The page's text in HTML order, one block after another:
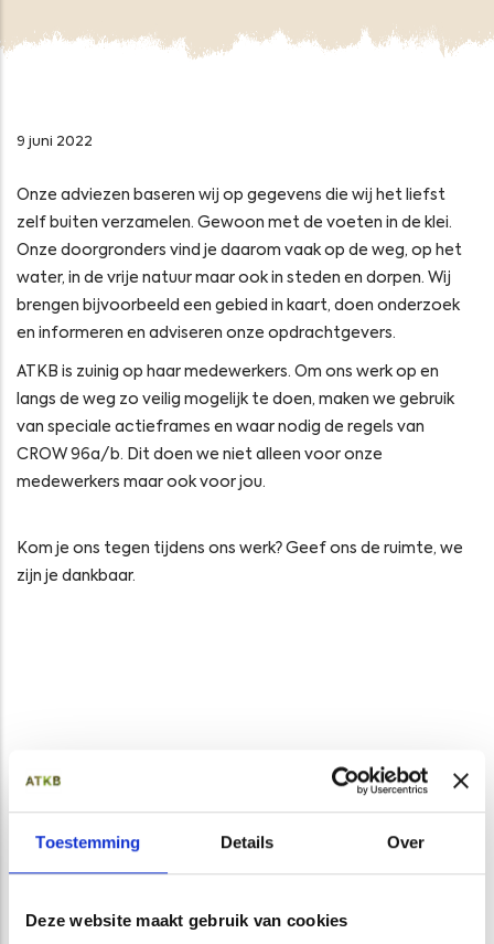
Toestemming Details Over
Deze website maakt gebruik van cookies
9 juni 2022
Onze adviezen baseren wij op gegevens die wij het liefst
zelf buiten verzamelen. Gewoon met de voeten in de klei.
Onze doorgronders vind je daarom vaak op de weg, op het
water, in de vrije natuur maar ook in steden en dorpen. Wij
brengen bijvoorbeeld een gebied in kaart, doen onderzoek
en informeren en adviseren onze opdrachtgevers.
ATKB is zuinig op haar medewerkers. Om ons werk op en
langs de weg zo veilig mogelijk te doen, maken we gebruik
van speciale actieframes en waar nodig de regels van
CROW 96a/b. Dit doen we niet alleen voor onze
medewerkers maar ook voor jou.
Kom je ons tegen tijdens ons werk? Geef ons de ruimte, we
zijn je dankbaar.